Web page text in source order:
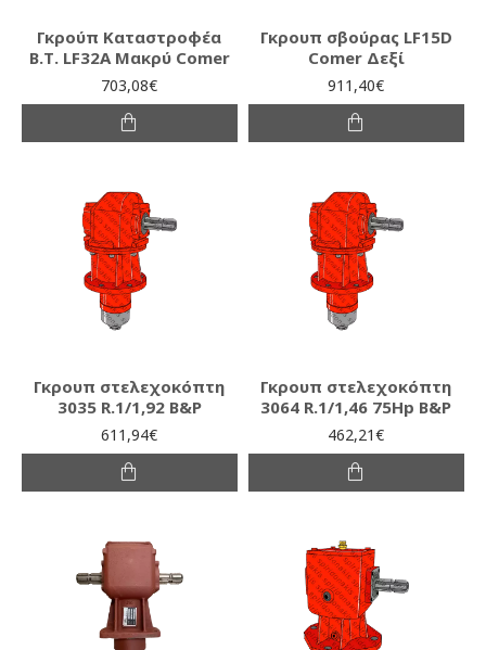
Γκρούπ Καταστροφέα
Β.Τ. LF32A Μακρύ Comer
703,08€
Γκρουπ σβούρας LF15D
Comer Δεξί
911,40€
Γκρουπ στελεχοκόπτη
3035 R.1/1,92 B&P
611,94€
Γκρουπ στελεχοκόπτη
3064 R.1/1,46 75Hp B&P
462,21€